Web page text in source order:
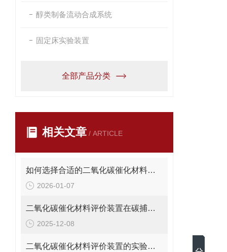
醇类制备流动合成系统
固定床实验装置
全部产品分类
相关文章 / ARTICLE
如何选择合适的二氧化碳催化材料评价装置：用户指南
2026-01-07
二氧化碳催化材料评价装置在碳捕集与利用中的应用说明
2025-12-08
二氧化碳催化材料评价装置的实验流程与关键技术